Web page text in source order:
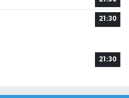
21:30
21:30